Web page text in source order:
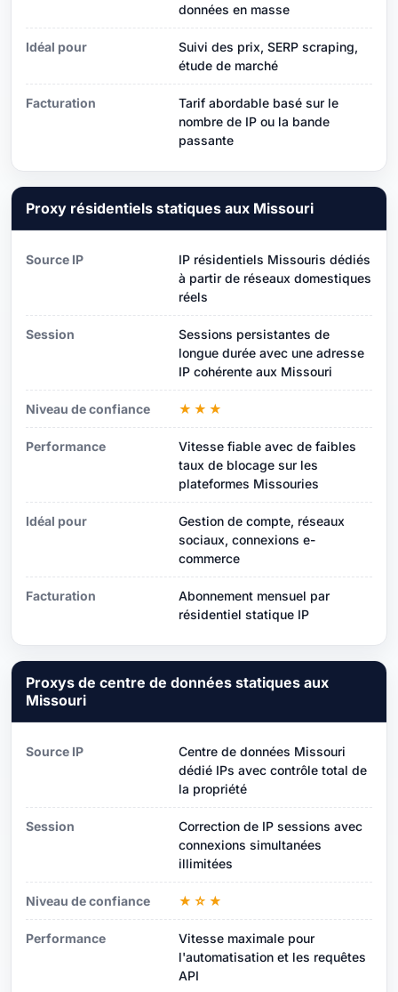
données en masse
Idéal pour
Suivi des prix, SERP scraping,
étude de marché
Facturation
Tarif abordable basé sur le
nombre de IP ou la bande
passante
Proxy résidentiels statiques aux Missouri
Source IP
IP résidentiels Missouris dédiés
à partir de réseaux domestiques
réels
Session
Sessions persistantes de
longue durée avec une adresse
IP cohérente aux Missouri
Niveau de confiance ★★★
Performance
Vitesse fiable avec de faibles
taux de blocage sur les
plateformes Missouries
Idéal pour
Gestion de compte, réseaux
sociaux, connexions e-
commerce
Facturation
Abonnement mensuel par
résidentiel statique IP
Proxys de centre de données statiques aux
Missouri
Source IP
Centre de données Missouri
dédié IPs avec contrôle total de
la propriété
Session
Correction de IP sessions avec
connexions simultanées
illimitées
Niveau de confiance ★☆★
Performance
Vitesse maximale pour
l'automatisation et les requêtes
API